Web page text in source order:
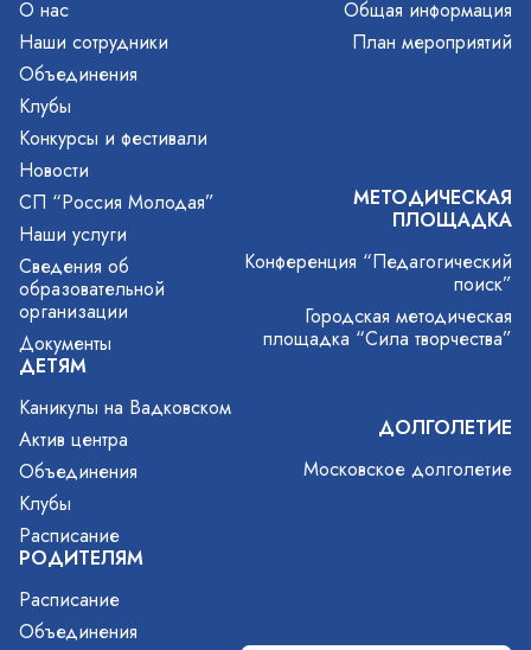
О нас
Наши сотрудники
Объединения
Клубы
Конкурсы и фестивали
Новости
СП “Россия Молодая”
Наши услуги
Сведения об
образовательной
организации
Документы
ДЕТЯМ
Каникулы на Вадковском
Актив центра
Объединения
Клубы
Расписание
РОДИТЕЛЯМ
Расписание
Объединения
Общая информация
План мероприятий
МЕТОДИЧЕСКАЯ
ПЛОЩАДКА
Конференция “Педагогический
поиск”
Городская методическая
площадка “Сила творчества”
ДОЛГОЛЕТИЕ
Московское долголетие